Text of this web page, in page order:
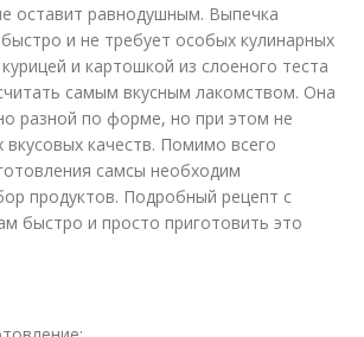
оставит равнодушным. Выпечка
и не требует особых кулинарных
и картошкой из слоеного теста
самым вкусным лакомством. Она
разной по форме, но при этом не
вкусовых качеств. Помимо всего
самсы необходим
продуктов. Подробный рецепт с
быстро и просто приготовить это